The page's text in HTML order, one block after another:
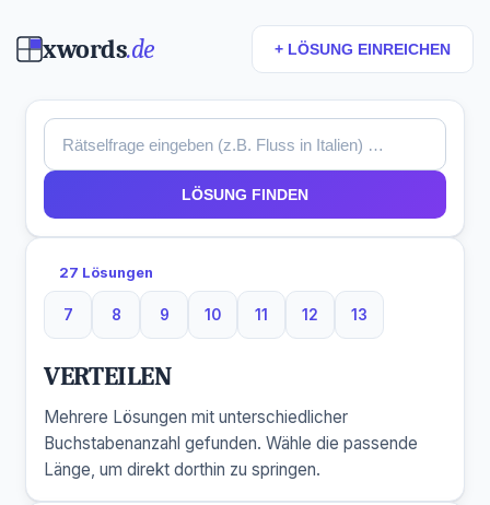
xwords.de + LÖSUNG EINREICHEN
LÖSUNG FINDEN
27 Lösungen
7
7 Buchstaben
8
8 Buchstaben
9
9 Buchstaben
10
10 Buchstaben
11
11 Buchstaben
12
12 Buchstaben
13
13 Buchstaben
VERTEILEN
Mehrere Lösungen mit unterschiedlicher
Buchstabenanzahl gefunden. Wähle die passende
Länge, um direkt dorthin zu springen.